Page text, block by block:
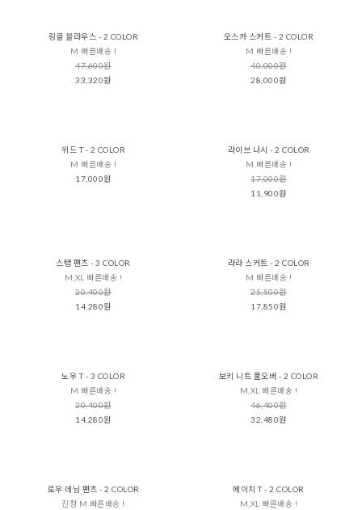
링클 블라우스 - 2 COLOR
M 빠른배송 !
47,600원
33,320원
오스카 스커트 - 2 COLOR
M 빠른배송 !
40,000원
28,000원
위드 T - 2 COLOR
M 빠른배송 !
17,000원
라이브 나시 - 2 COLOR
M 빠른배송 !
17,000원
11,900원
스탭 팬츠 - 3 COLOR
M,XL 빠른배송 !
20,400원
14,280원
라라 스커트 - 2 COLOR
M 빠른배송 !
25,500원
17,850원
노우 T - 3 COLOR
M 빠른배송 !
20,400원
14,280원
보키 니트 풀오버 - 2 COLOR
M,XL 빠른배송 !
46,400원
32,480원
로우 데님 팬츠 - 2 COLOR
진청 M 빠른배송 !
에이치 T - 2 COLOR
M,XL 빠른배송 !